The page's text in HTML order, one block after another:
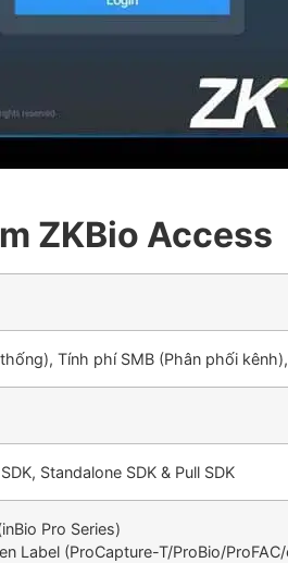
ZKBio Access
Tính phí SMB (Phân phối
Standalone SDK & Pull SDK
Pro Series)
Label (ProCapture-T/ProBio/